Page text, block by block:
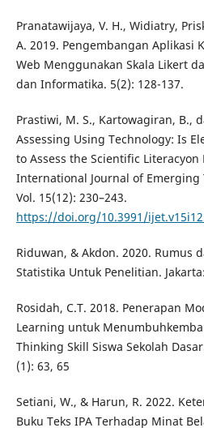
Pranatawijaya, V. H., Widiatry,
A. 2019. Pengembangan Aplikasi
Web Menggunakan Skala Likert
dan Informatika. 5(2): 128-137.
Prastiwi, M. S., Kartowagiran, B.,
Assessing Using Technology: Is
to Assess the Scientific Literacyon
International Journal of
Vol. 15(12): 230–243.
https://doi.org/10.3991/
Riduwan, & Akdon. 2020. Rumus
Statistika Untuk Penelitian.
Rosidah, C.T. 2018. Penerapan
Learning untuk
Thinking Skill Siswa Sekolah
(1): 63, 65
Setiani, W., & Harun, R. 2022.
Buku Teks IPA Terhadap Minat